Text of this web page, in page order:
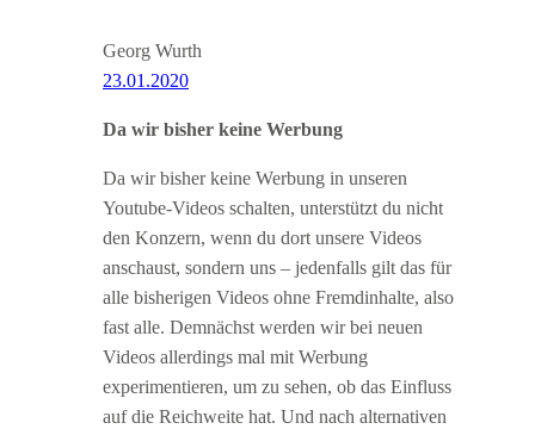
Georg Wurth
23.01.2020
Da wir bisher keine Werbung
Da wir bisher keine Werbung in unseren
Youtube-Videos schalten, unterstützt du nicht
den Konzern, wenn du dort unsere Videos
anschaust, sondern uns – jedenfalls gilt das für
alle bisherigen Videos ohne Fremdinhalte, also
fast alle. Demnächst werden wir bei neuen
Videos allerdings mal mit Werbung
experimentieren, um zu sehen, ob das Einfluss
auf die Reichweite hat. Und nach alternativen